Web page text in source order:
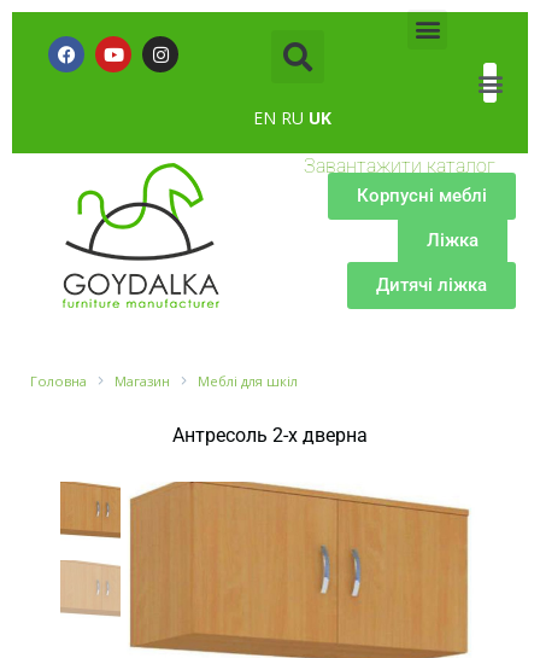
EN RU UK
Завантажити каталог
Корпусні меблі
Ліжка
Дитячі ліжка
Головна Магазин Меблі для шкіл
Антресоль 2-х дверна